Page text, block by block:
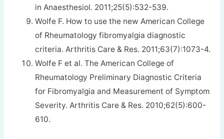
in Anaesthesiol. 2011;25(5):532-539.
Wolfe F. How to use the new American College
of Rheumatology fibromyalgia diagnostic
criteria. Arthritis Care & Res. 2011;63(7):1073-4.
Wolfe F et al. The American College of
Rheumatology Preliminary Diagnostic Criteria
for Fibromyalgia and Measurement of Symptom
Severity. Arthritis Care & Res. 2010;62(5):600-
610.